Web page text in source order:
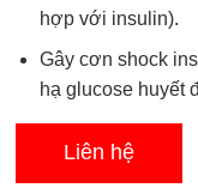
hợp với insulin).
Gây cơn shock
hạ glucose huyết
Liên hệ